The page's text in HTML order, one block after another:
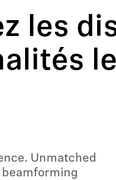
les
Unmatched